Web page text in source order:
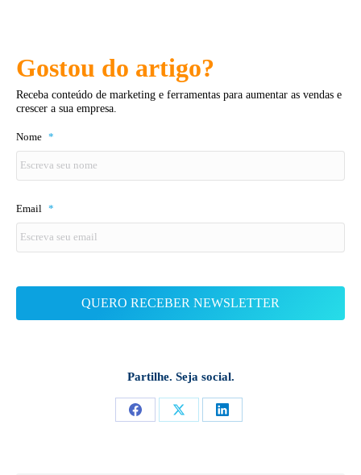
Gostou do artigo?
Receba conteúdo de marketing e ferramentas para aumentar as vendas e
crescer a sua empresa.
Nome *
Email *
Partilhe. Seja social.
Share
Share
Share